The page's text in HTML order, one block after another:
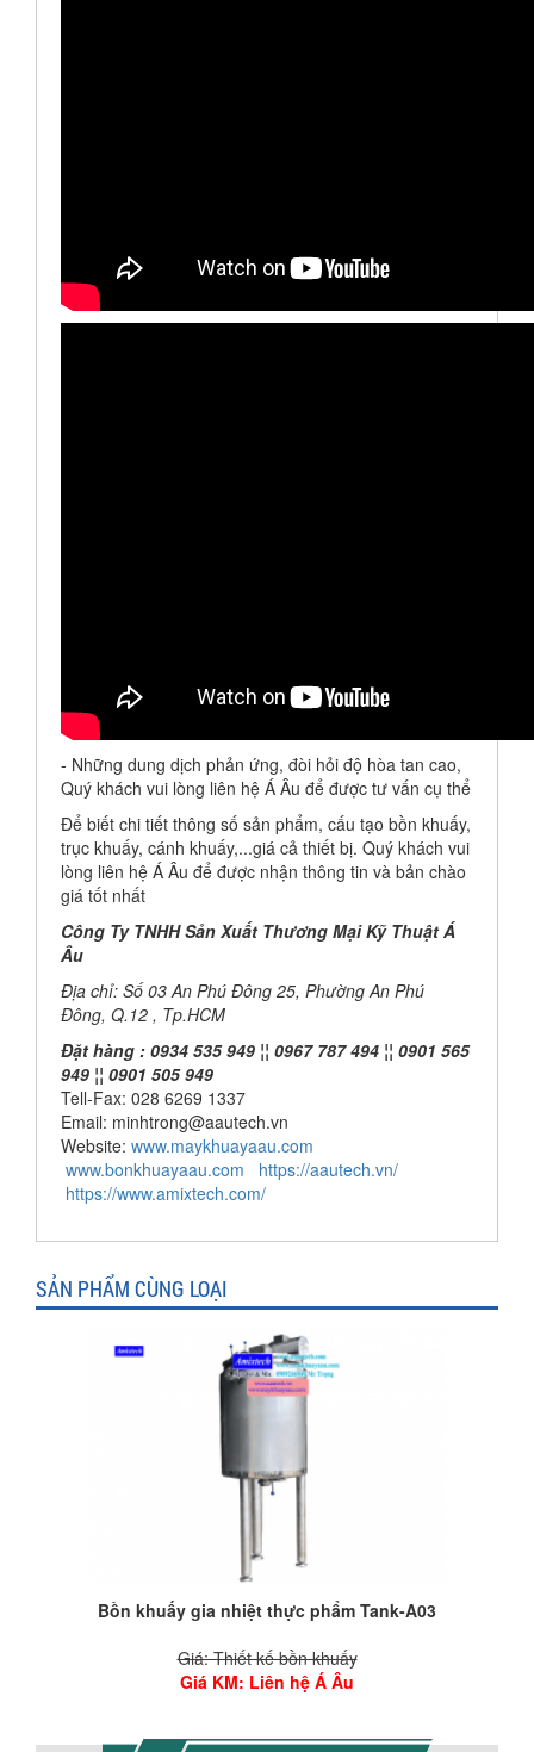
- Những dung dịch phản ứng, đòi hỏi độ hòa tan cao,
Quý khách vui lòng liên hệ Á Âu để được tư vấn cụ thể
Để biết chi tiết thông số sản phẩm, cấu tạo bồn khuấy,
trục khuấy, cánh khuấy,...giá cả thiết bị. Quý khách vui
lòng liên hệ Á Âu để được nhận thông tin và bản chào
giá tốt nhất
Công Ty TNHH Sản Xuất Thương Mại Kỹ Thuật Á
Âu
Địa chỉ: Số 03 An Phú Đông 25, Phường An Phú
Đông, Q.12 , Tp.HCM
Đặt hàng : 0934 535 949 ¦¦ 0967 787 494 ¦¦ 0901 565
949 ¦¦ 0901 505 949
Tell-Fax: 028 6269 1337
Email: minhtrong@aautech.vn
Website: www.maykhuayaau.com
www.bonkhuayaau.com
https://aautech.vn/
https://www.amixtech.com/
SẢN PHẨM CÙNG LOẠI
Bồn khuấy gia nhiệt thực phẩm Tank-A03
Giá: Thiết kế bồn khuấy
Giá KM: Liên hệ Á Âu